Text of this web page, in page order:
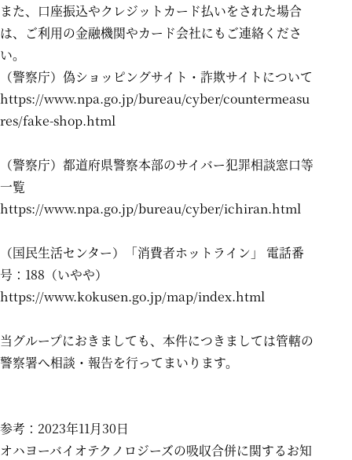
また、口座振込やクレジットカード払いをされた場合
は、ご利用の金融機関やカード会社にもご連絡くださ
い。
（警察庁）偽ショッピングサイト・詐欺サイトについて
https://www.npa.go.jp/bureau/cyber/countermeasu
res/fake-shop.html
（警察庁）都道府県警察本部のサイバー犯罪相談窓口等
一覧
https://www.npa.go.jp/bureau/cyber/ichiran.html
（国民生活センター）「消費者ホットライン」 電話番
号：188（いやや）
https://www.kokusen.go.jp/map/index.html
当グループにおきましても、本件につきましては管轄の
警察署へ相談・報告を行ってまいります。
参考：2023年11月30日
オハヨーバイオテクノロジーズの吸収合併に関するお知